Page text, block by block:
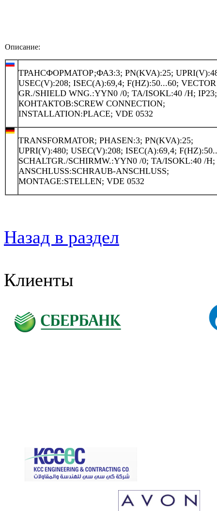
Описание:
ТРАНСФОРМАТОР;ФАЗ:3; PN(KVA):25;
USEC(V):208; ISEC(A):69,4; F(HZ):50...60; VECTOR
GR./SHIELD WNG.:YYN0 /0; TA/ISOKL:40 /H;
КОНТАКТОВ:SCREW CONNECTION;
INSTALLATION:PLACE; VDE 0532
TRANSFORMATOR; PHASEN:3; PN(KVA):25;
UPRI(V):480; USEC(V):208; ISEC(A):69,4;
SCHALTGR./SCHIRMW.:YYN0 /0; TA/ISOKL:40 /H;
ANSCHLUSS:SCHRAUB-ANSCHLUSS;
MONTAGE:STELLEN; VDE 0532
Назад в раздел
Клиенты